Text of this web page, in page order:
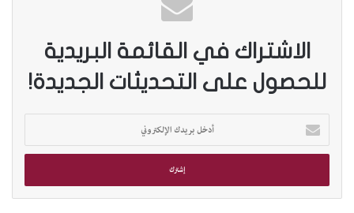
الاشتراك في القائمة البريدية
للحصول على التحديثات الجديدة!
خ
ب